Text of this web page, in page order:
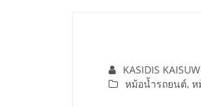
KASIDIS
หม้อน้ำรถยนต์, ห